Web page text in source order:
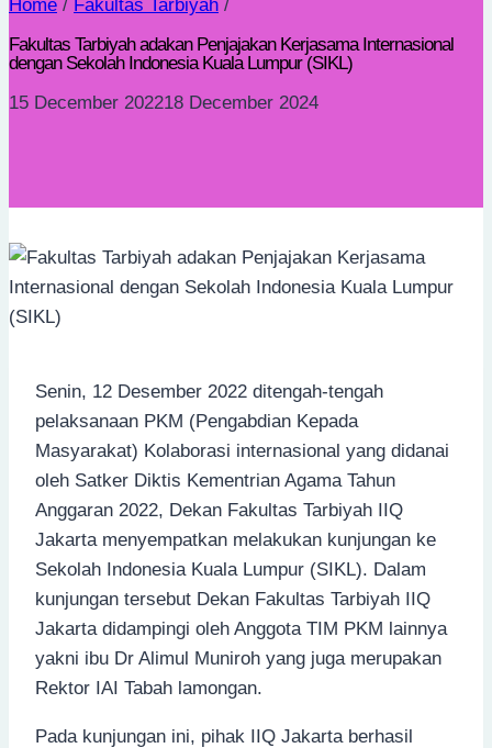
Home / Fakultas Tarbiyah /
Fakultas Tarbiyah adakan Penjajakan Kerjasama Internasional
dengan Sekolah Indonesia Kuala Lumpur (SIKL)
15 December 202218 December 2024
Senin, 12 Desember 2022 ditengah-tengah
pelaksanaan PKM (Pengabdian Kepada
Masyarakat) Kolaborasi internasional yang didanai
oleh Satker Diktis Kementrian Agama Tahun
Anggaran 2022, Dekan Fakultas Tarbiyah IIQ
Jakarta menyempatkan melakukan kunjungan ke
Sekolah Indonesia Kuala Lumpur (SIKL). Dalam
kunjungan tersebut Dekan Fakultas Tarbiyah IIQ
Jakarta didampingi oleh Anggota TIM PKM lainnya
yakni ibu Dr Alimul Muniroh yang juga merupakan
Rektor IAI Tabah lamongan.
Pada kunjungan ini, pihak IIQ Jakarta berhasil